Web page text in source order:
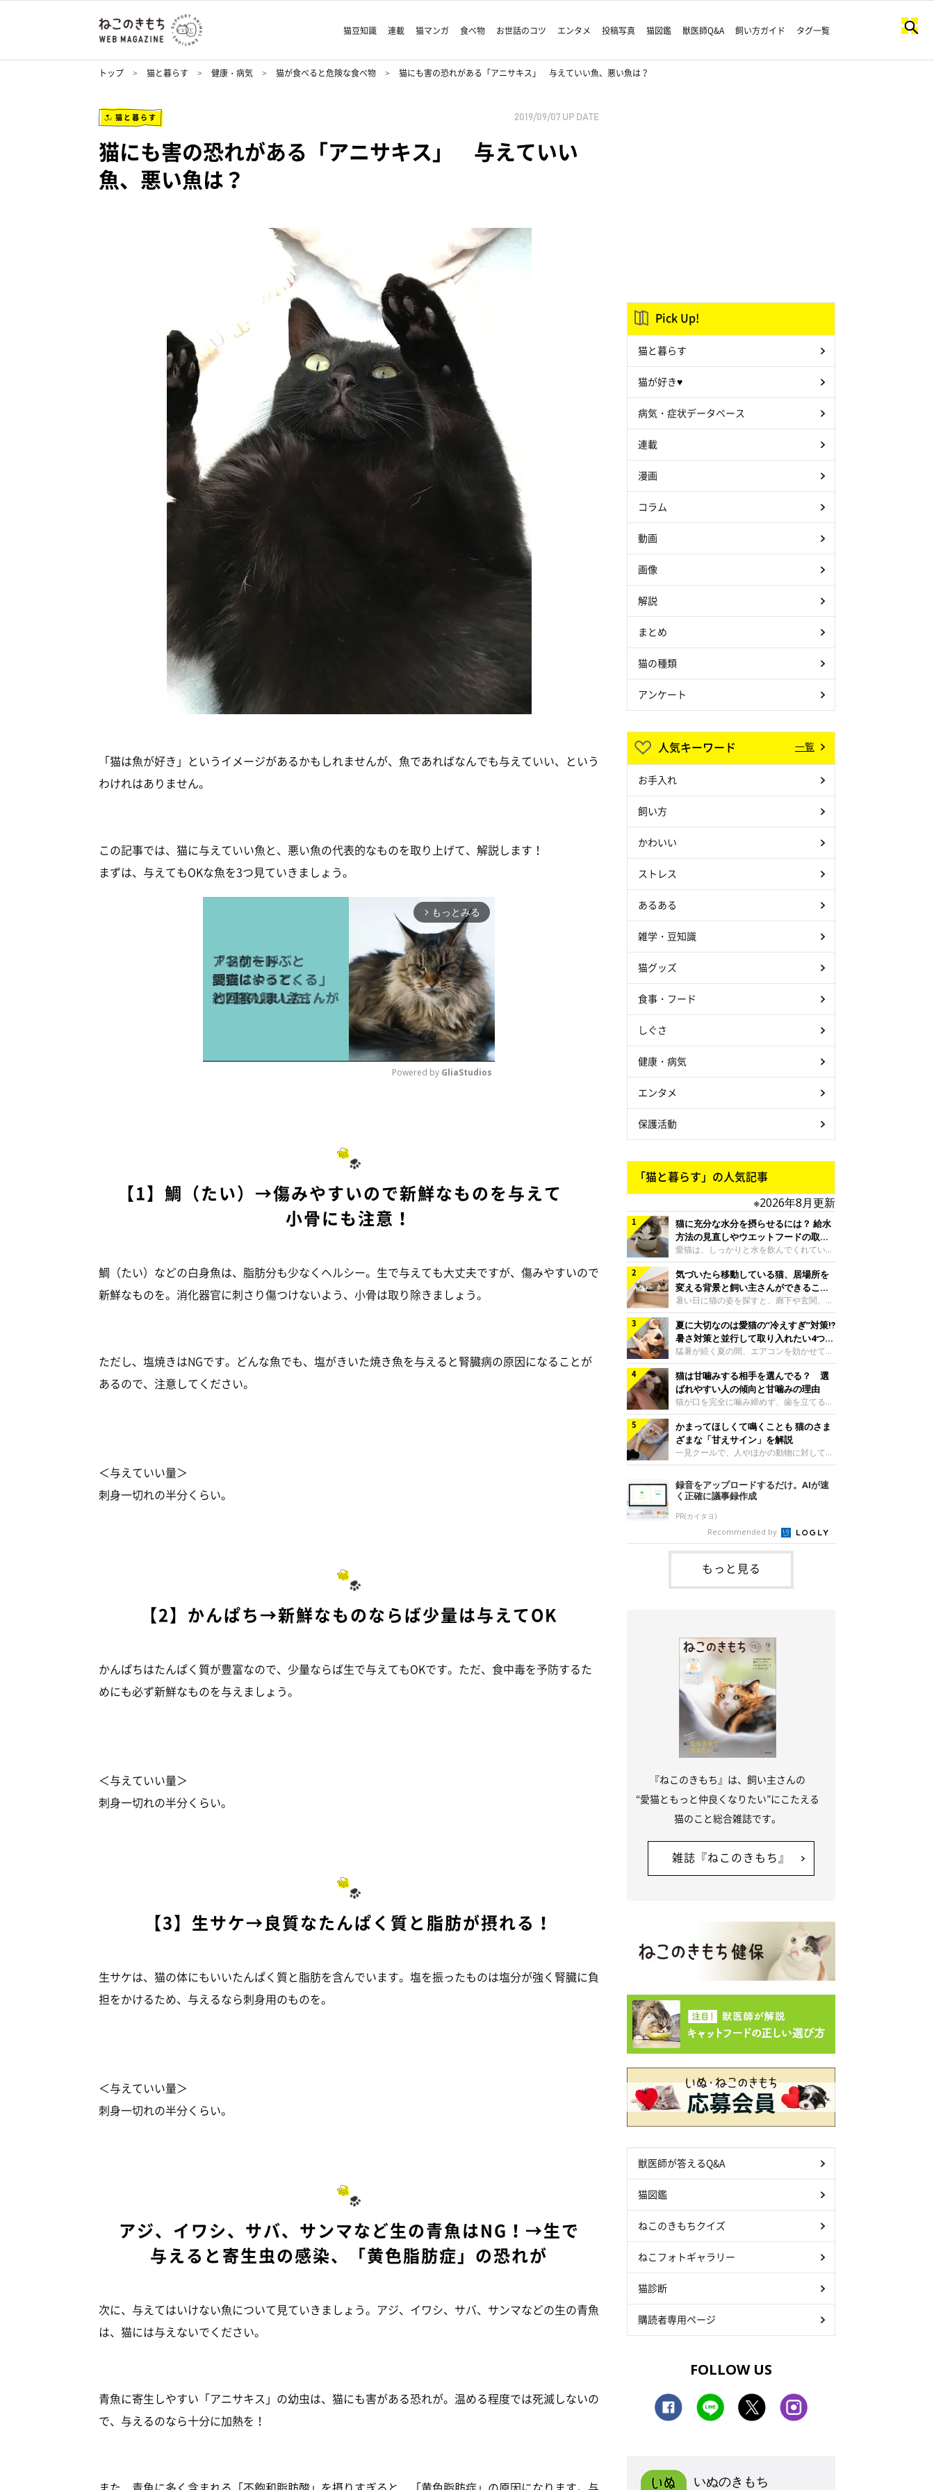
猫豆知識 連載 猫マンガ 食べ物 お世話のコツ エンタメ 投稿写真 猫図鑑 獣医師Q&A 飼い方ガイド タグ一覧
トップ 猫と暮らす 健康・病気 猫が食べると危険な食べ物 猫にも害の恐れがある「アニサキス」 与えていい魚、悪い魚は？
猫と暮らす 2019/09/07 UP DATE
猫にも害の恐れがある「アニサキス」 与えていい
魚、悪い魚は？
「猫は魚が好き」というイメージがあるかもしれませんが、魚であればなんでも与えていい、という
わけれはありません。
この記事では、猫に与えていい魚と、悪い魚の代表的なものを取り上げて、解説します！
まずは、与えてもOKな魚を3つ見ていきましょう。
arrow_forward_ios もっとみる
Powered by GliaStudios
【1】鯛（たい）→傷みやすいので新鮮なものを与えて
小骨にも注意！
鯛（たい）などの白身魚は、脂肪分も少なくヘルシー。生で与えても大丈夫ですが、傷みやすいので
新鮮なものを。消化器官に刺さり傷つけないよう、小骨は取り除きましょう。
ただし、塩焼きはNGです。どんな魚でも、塩がきいた焼き魚を与えると腎臓病の原因になることが
あるので、注意してください。
＜与えていい量＞
刺身一切れの半分くらい。
【2】かんぱち→新鮮なものならば少量は与えてOK
かんぱちはたんぱく質が豊富なので、少量ならば生で与えてもOKです。ただ、食中毒を予防するた
めにも必ず新鮮なものを与えましょう。
＜与えていい量＞
刺身一切れの半分くらい。
【3】生サケ→良質なたんぱく質と脂肪が摂れる！
生サケは、猫の体にもいいたんぱく質と脂肪を含んでいます。塩を振ったものは塩分が強く腎臓に負
担をかけるため、与えるなら刺身用のものを。
＜与えていい量＞
刺身一切れの半分くらい。
アジ、イワシ、サバ、サンマなど生の青魚はNG！→生で
与えると寄生虫の感染、「黄色脂肪症」の恐れが
次に、与えてはいけない魚について見ていきましょう。アジ、イワシ、サバ、サンマなどの生の青魚
は、猫には与えないでください。
青魚に寄生しやすい「アニサキス」の幼虫は、猫にも害がある恐れが。温める程度では死滅しないの
で、与えるのなら十分に加熱を！
Pick Up!
猫と暮らす
猫が好き♥
病気・症状データベース
連載
漫画
コラム
動画
画像
解説
まとめ
猫の種類
アンケート
人気キーワード 一覧
お手入れ
飼い方
かわいい
ストレス
あるある
雑学・豆知識
猫グッズ
食事・フード
しぐさ
健康・病気
エンタメ
保護活動
「猫と暮らす」の人気記事
※2026年8月更新
猫に充分な水分を摂らせるには？ 給水
方法の見直しやウエットフードの取り
入れ方を解説
愛猫は、しっかりと水を飲んでくれていま
すか？ 夏場はエアコンで室内が涼しいこ
ともあり、猫があまり水を飲まないこと
も。積極的に水分を摂らせるためには、給
水方法を見直したり、フードから水分を摂
らせたりする方法があります。今回は獣医
師の重本仁先生に、猫に水分を摂らせるた
めにできるためできる工夫を教えていただ
きました。ボウルの高さを愛猫の好みにね
このきもち投稿写真ギャラリー水飲みボウ
ルの高さは、猫が飲むときに頭が胃より下
にならないように設定すると飲みやすいで
しょう。首を深く折り曲げずに済むため、
関節や食道への負
気づいたら移動している猫、居場所を
変える背景と飼い主さんができること
を獣医師が解説
暑い日に猫の姿を探すと、廊下や玄関、床
の上など、さっきまでとは違う場所にいる
ことがあります。何度も移動しているよう
に見えると、落ち着かないのかな、暑さで
つらいのかなと気になる場面もあるでしょ
う。猫が居場所を変える理由や、飼い主さ
んが整えたい環境などについて、ねこのき
もち獣医師相談室の山口みき先生に伺いま
した。 移動は、猫なりの快適さ選びねこ
のきもち投稿写真ギャラリー猫は家の中
で、自分にとって過ごしやすい場所を見つ
けるのが得意な動物です。 暑い季節に
は、風通しのよい場所やひんやりした床、
熱がこもりにくい場
夏に大切なのは愛猫の“冷えすぎ”対策⁉
暑さ対策と並行して取り入れたい4つの
工夫
猛暑が続く夏の間、エアコンを効かせて室
内を冷やしますよね。しかし、人にとって
は快適な温度でも、猫にとっては温度が低
すぎることも。暑さ対策と並行して、冷え
すぎ対策もしっかりと行うことが大切で
す。今回は獣医師の重本仁先生に、猫の冷
えすぎを防ぐ4つの対策を教えていただき
ました。（1） 冷房の効いていない部屋に
行き来できるようにするねこのきもち投稿
写真ギャラリー猫が寒いと感じたときに、
ましょう。冷房の効いていない部屋や廊下
へも自由に行き来できるように、ドアは猫
が通れる程度に
猫は甘噛みする相手を選んでる？ 選
ばれやすい人の傾向と甘噛みの理由
猫が口を完全に噛み締めず、歯を立てる程
度に噛む“甘噛み”。遊びやスキンシップの
ときに繰り出すことがありますが、同じ家
族でも噛まれる頻度に違いがあると感じる
ことも。ねこのきもちWEB MAGAZINEで
は、飼い主さんたちにアンケートを実施
し、愛猫が甘噛みする相手を選んでいると
感じる状況を教えてもらいました。また、
ねこのきもち獣医師相談室の原駿太朗先生
には、実際に猫は甘噛みする相手を選んで
いるのか、その真相をお聞きします。約6
割の飼い主さんが「甘噛みする相手を選ん
でいる」と感じていた※2026年5月実施
かまってほしくて鳴くことも 猫のさま
ざまな「甘えサイン」を解説
一見クールで、人やほかの動物に対してあ
まり求めないように見える猫。しかし、実
は甘えん坊な性格の猫も少なくありませ
ん。今回は猫たちが出している“甘えサイ
ン”について、帝京科学大学生命環境学部
アニマルサイエンス学科准教授の加隈良枝
先生に教えていただきました。鳴くのは、
かまってほしいサインねこのきもち投稿写
真ギャラリーもともと、子猫が親猫に対し
てお世話を求めるときに鳴き声を使いま
す。子猫なので「ニャー」よりもややか細
い「ミャア」といった鳴き声になります
録音をアップロードするだけ。AIが速
く正確に議事録作成
PR(カイタヨ)
Recommended by
もっと見る
『ねこのきもち』は、飼い主さんの
“愛猫ともっと仲良くなりたい”にこたえる
猫のこと総合雑誌です。
雑誌『ねこのきもち』
獣医師が答えるQ&A
猫図鑑
ねこのきもちクイズ
ねこフォトギャラリー
猫診断
購読者専用ページ
FOLLOW US
いぬのきもち